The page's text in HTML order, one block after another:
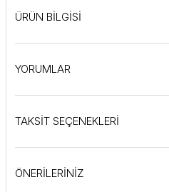
ÜRÜN BİLGİSİ
YORUMLAR
TAKSİT SEÇENEKLERİ
ÖNERİLERİNİZ